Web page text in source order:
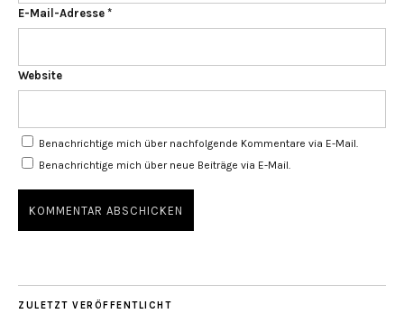
E-Mail-Adresse *
Website
Benachrichtige mich über nachfolgende Kommentare via E-Mail.
Benachrichtige mich über neue Beiträge via E-Mail.
ZULETZT VERÖFFENTLICHT